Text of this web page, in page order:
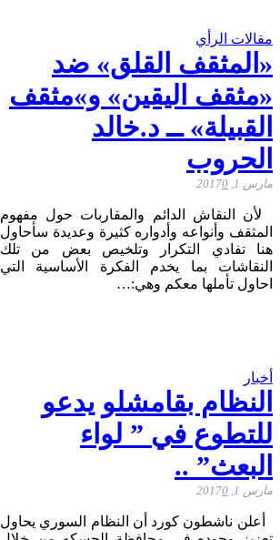
مقالات الرأي
«المثقف القلق» ضد
«مثقف اليقين» و»مثقف
القبيلة» ــ د.خالد
الحروب
مارس 1, 2017 0
لأن النقاش الدائم والمقاربات حول مفهوم
المثقف وأنواعه وأدواره كثيرة وعديدة سأحاول
هنا تفادي التكرار وتلخيص بعض من تلك
النقاشات بما يخدم الفكرة الأساسية التي
احاول تأملها معكم وهي:…
أخبار
النظام بقامشلو يدعو
للتطوع في ” لواء
البعث” ..
مارس 1, 2017 0
أعلن ناشطون كورد أن النظام السوري يحاول